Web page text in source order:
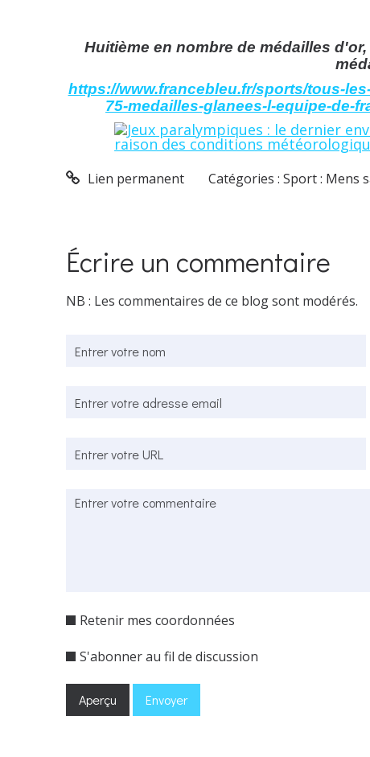
Huitième en nombre de médailles
https://www.francebleu.fr/sports/tous-
75-medailles-glanees-l-equipe-de-
Lien permanent Catégories :Sport : Mens
Écrire un commentaire
NB : Les commentaires de ce blog sont modérés.
Retenir mes coordonnées
S'abonner au fil de discussion